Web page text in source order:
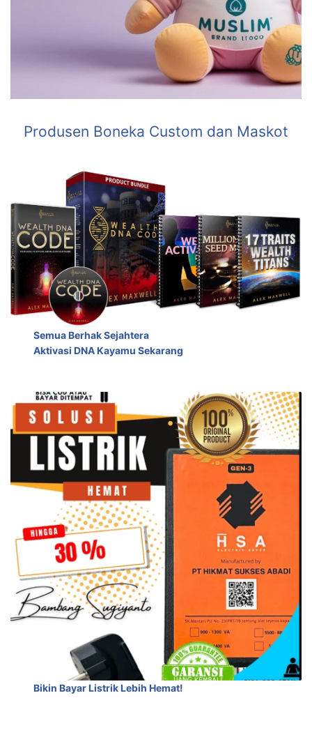
Produsen Boneka Custom dan Maskot
Semua Berhak Sejahtera
Aktivasi DNA Kayamu Sekarang
Bikin Bayar Listrik Lebih Hemat!